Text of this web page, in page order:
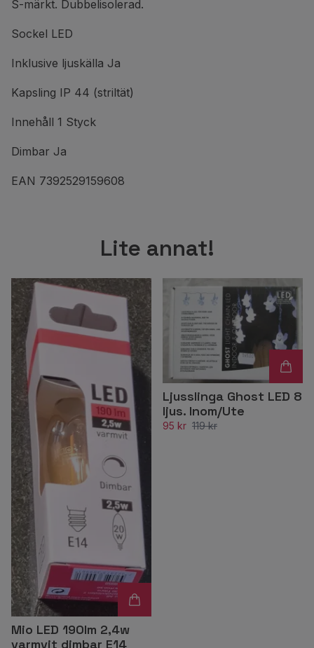
S-märkt. Dubbelisolerad.
Sockel LED
Inklusive ljuskälla Ja
Kapsling IP 44 (striltät)
Innehåll 1 Styck
Dimbar Ja
EAN 7392529159608
Lite annat!
Mio LED 190lm 2,4w
varmvit dimbar E14
Ljusslinga Ghost LED 8
ljus. Inom/Ute
95 kr 119 kr